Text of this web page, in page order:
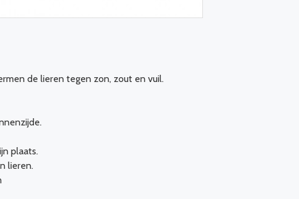
de lieren tegen zon, zout en vuil.
plaats.
lieren.